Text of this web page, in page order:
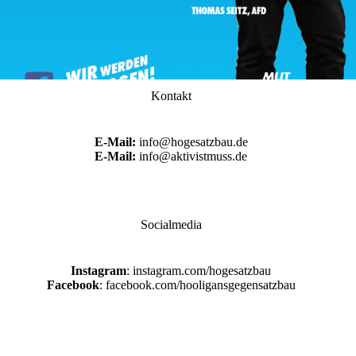
Kontakt
E-Mail: info@hogesatzbau.de
E-Mail: info@aktivistmuss.de
Socialmedia
Instagram: instagram.com/hogesatzbau
Facebook: facebook.com/hooligansgegensatzbau